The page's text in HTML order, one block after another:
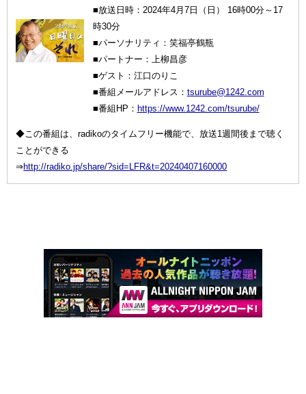
■放送日時：2024年4月7日（日） 16時00分～17
時30分
■パーソナリティ：笑福亭鶴瓶
■パートナー：上柳昌彦
■ゲスト：江口のりこ
■番組メールアドレス： tsurube@1242.com
■番組HP： https://www.1242.com/tsurube/
◆この番組は、radikoのタイムフリー機能で、放送1週間後まで聴く
ことができる
⇒http://radiko.jp/share/?sid=LFR&t=20240407160000